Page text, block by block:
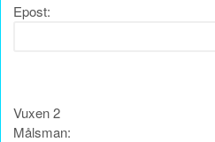
Epost:
Vuxen 2
Målsman: